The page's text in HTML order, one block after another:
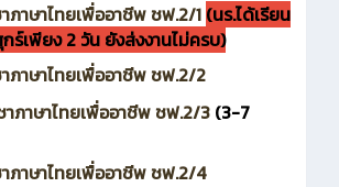
ภาษาไทยเพื่ออาชีพ ชฟ.2/1 (นร.ได้เรียน
ร์เพียง 2 วัน ยังส่งงานไม่ครบ)
ภาษาไทยเพื่ออาชีพ ชฟ.2/2
าภาษาไทยเพื่ออาชีพ ชฟ.2/3 (3-7
ภาษาไทยเพื่ออาชีพ ชฟ.2/4